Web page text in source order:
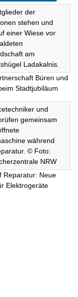
Büren und
Stadtjubiläum
Reparatur: Neue
Elektrogeräte